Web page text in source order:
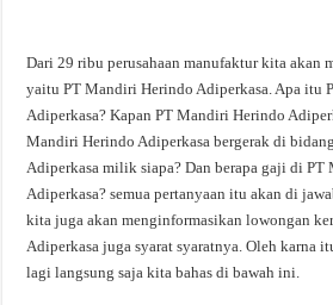
Dari 29 ribu perusahaan manufaktur kita akan
yaitu PT Mandiri Herindo Adiperkasa. Apa itu
Adiperkasa? Kapan PT Mandiri Herindo
Mandiri Herindo Adiperkasa bergerak di
Adiperkasa milik siapa? Dan berapa gaji di PT
Adiperkasa? semua pertanyaan itu akan di
kita juga akan menginformasikan lowongan
Adiperkasa juga syarat syaratnya. Oleh karna
lagi langsung saja kita bahas di bawah ini.